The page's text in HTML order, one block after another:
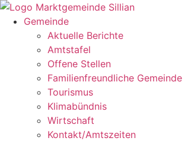
Zum
Inhalt
springen
Gemeinde
Aktuelle Berichte
Amtstafel
Offene Stellen
Familienfreundliche Gemeinde
Tourismus
Klimabündnis
Wirtschaft
Kontakt/Amtszeiten